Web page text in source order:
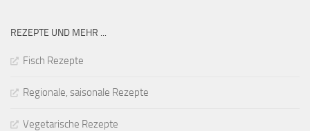
REZEPTE UND MEHR ...
Fisch Rezepte
Regionale, saisonale Rezepte
Vegetarische Rezepte